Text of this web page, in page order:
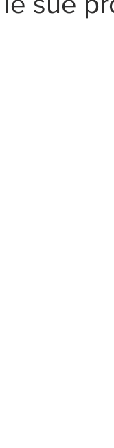
Salvaguardia